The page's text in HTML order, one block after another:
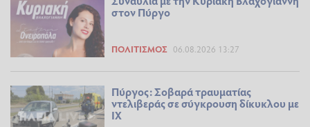
στον Πύργο
ΠΟΛΙΤΙΣΜΌΣ 06.08.2026 13:27
Πύργος: Σοβαρά τραυματίας
ντελιβεράς σε σύγκρουση δίκυκλου με
ΙΧ